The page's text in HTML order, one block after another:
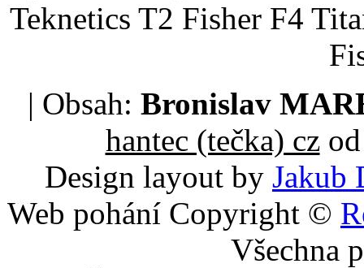
Teknetics T2 Fisher F4
| Obsah: Bronislav
hantec (tečka) czod
Design layout by Jakub
Web pohání Copyright ©
Všechna